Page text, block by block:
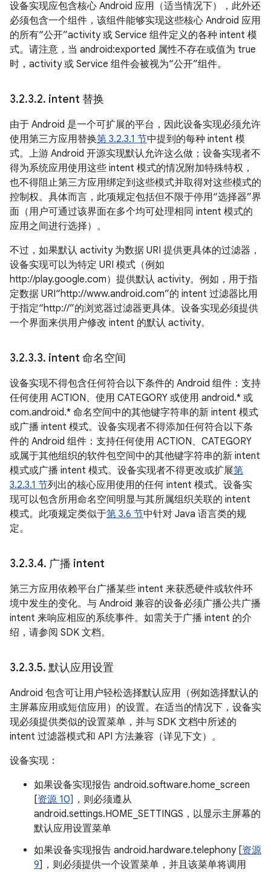
设备实现应包含核心 Android 应用（适当情况下），此外还
必须包含一个组件，该组件能够实现这些核心 Android 应用
的所有“公开”activity 或 Service 组件定义的各种 intent 模
式。请注意，当 android:exported 属性不存在或值为 true
时，activity 或 Service 组件会被视为“公开”组件。
3.2.3.2. intent 替换
由于 Android 是一个可扩展的平台，因此设备实现必须允许
使用第三方应用替换第 3.2.3.1 节中提到的每种 intent 模
式。上游 Android 开源实现默认允许这么做；设备实现者不
得为系统应用使用这些 intent 模式的情况附加特殊特权，
也不得阻止第三方应用绑定到这些模式并取得对这些模式的
控制权。具体而言，此项规定包括但不限于停用“选择器”界
面（用户可通过该界面在多个均可处理相同 intent 模式的
应用之间进行选择）。
不过，如果默认 activity 为数据 URI 提供更具体的过滤器，
设备实现可以为特定 URI 模式（例如
http://play.google.com）提供默认 activity。例如，用于指
定数据 URI“http://www.android.com”的 intent 过滤器比用
于指定“http://”的浏览器过滤器更具体。设备实现必须提供
一个界面来供用户修改 intent 的默认 activity。
3.2.3.3. intent 命名空间
设备实现不得包含任何符合以下条件的 Android 组件：支持
任何使用 ACTION、使用 CATEGORY 或使用 android.* 或
com.android.* 命名空间中的其他键字符串的新 intent 模式
或广播 intent 模式。设备实现者不得添加任何符合以下条
件的 Android 组件：支持任何使用 ACTION、CATEGORY
或属于其他组织的软件包空间中的其他键字符串的新 intent
模式或广播 intent 模式。设备实现者不得更改或扩展第
3.2.3.1 节列出的核心应用使用的任何 intent 模式。设备实
现可以包含所用命名空间明显与其所属组织关联的 intent
模式。此项规定类似于第 3.6 节中针对 Java 语言类的规
定。
3.2.3.4. 广播 intent
第三方应用依赖平台广播某些 intent 来获悉硬件或软件环
境中发生的变化。与 Android 兼容的设备必须广播公共广播
intent 来响应相应的系统事件。如需关于广播 intent 的介
绍，请参阅 SDK 文档。
3.2.3.5. 默认应用设置
Android 包含可让用户轻松选择默认应用（例如选择默认的
主屏幕应用或短信应用）的设置。在适当的情况下，设备实
现必须提供类似的设置菜单，并与 SDK 文档中所述的
intent 过滤器模式和 API 方法兼容（详见下文）。
设备实现：
如果设备实现报告 android.software.home_screen
[资源 10] ，则必须遵从
android.settings.HOME_SETTINGS，以显示主屏幕的
默认应用设置菜单
如果设备实现报告 android.hardware.telephony [资源
9]，则必须提供一个设置菜单，并且该菜单将调用